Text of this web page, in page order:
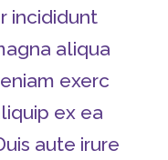
incididunt
aliqua
exerc
ex ea
aute irure